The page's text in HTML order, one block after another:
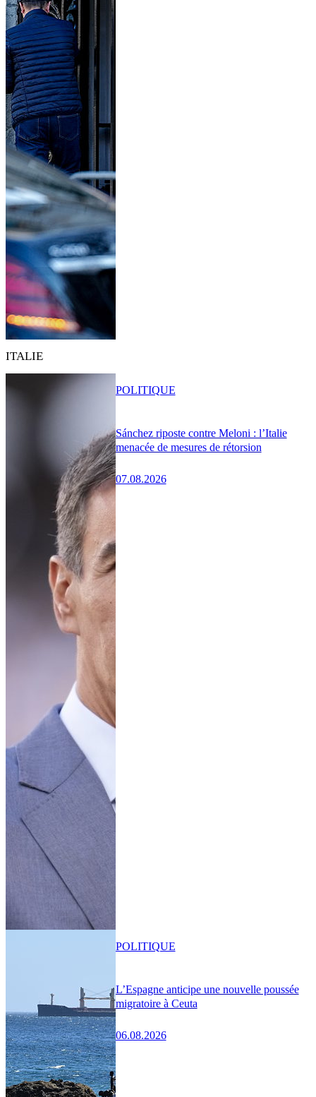
ITALIE
Sánchez riposte contre Meloni : l’Italie
menacée de mesures de rétorsion
07.08.2026
POLITIQUE
L’Espagne anticipe une nouvelle poussée
migratoire à Ceuta
06.08.2026
POLITIQUE